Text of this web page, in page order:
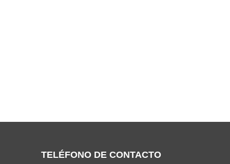
TELÉFONO DE CONTACTO